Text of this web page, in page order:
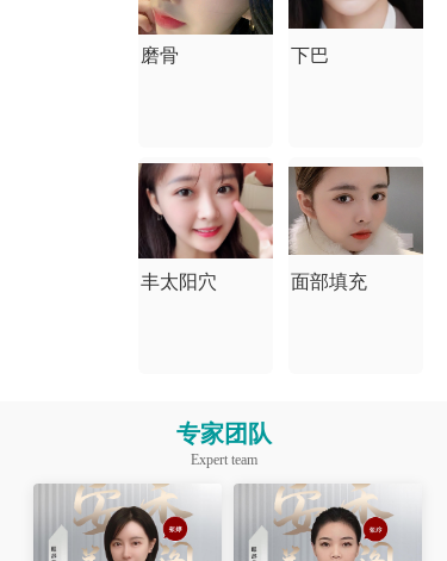
磨骨 下巴
丰太阳穴 面部填充
专家团队
Expert team